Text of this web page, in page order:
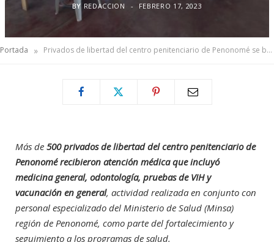
BY REDACCION FEBRERO 17, 2023
Portada » Privados de libertad del centro penitenciario de Penonomé se benefician de atención médica
Más de 500 privados de libertad del centro penitenciario de
Penonomé recibieron atención médica que incluyó
medicina general, odontología, pruebas de VIH y
vacunación en general, actividad realizada en conjunto con
personal especializado del Ministerio de Salud (Minsa)
región de Penonomé, como parte del fortalecimiento y
seguimiento a los programas de salud.